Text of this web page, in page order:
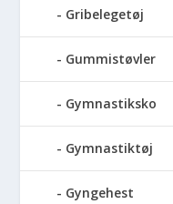
Gribelegetøj
Gummistøvler
Gymnastiksko
Gymnastiktøj
Gyngehest